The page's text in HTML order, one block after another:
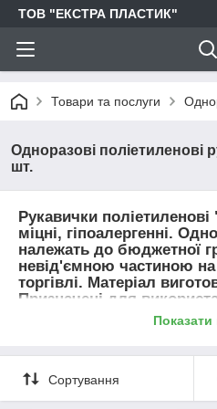
ТОВ "ЕКСТРА ПЛАСТИК"
Товари та послуги
Одноразові поліетиленові
шт.
Рукавички
міцні, гіпоалергенні.
належать до бюджетної
невід'ємною частиною на
торгівлі. Матеріал
Призначені для
промисловості, для
нетоксичних
якій сфері людської
Показати
Сортування